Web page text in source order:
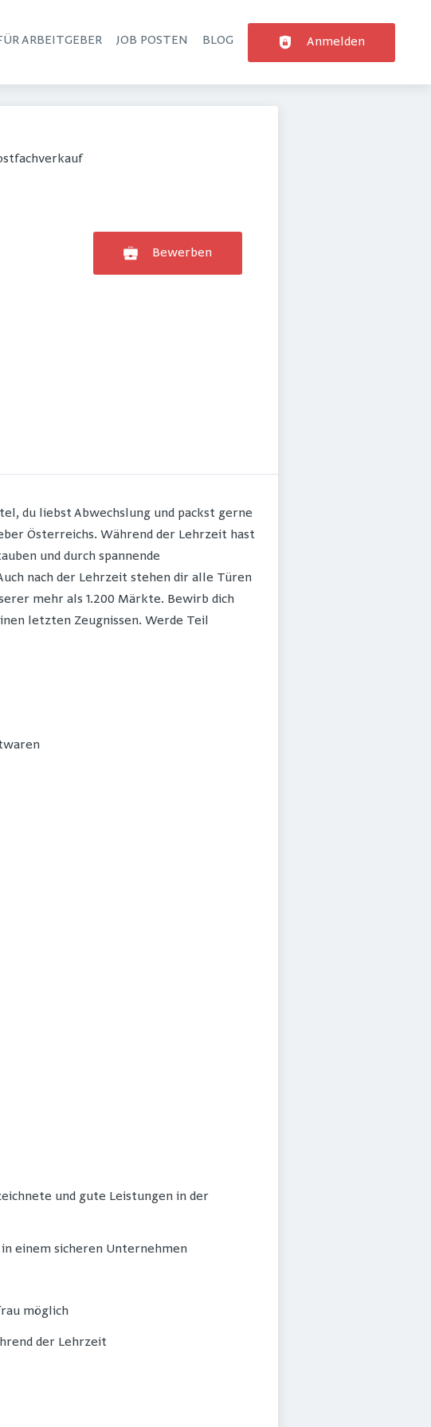
ARBEITGEBER JOB POSTEN BLOG Anmelden
Bewerben
du liebst Abwechslung und packst gerne
Österreichs. Während der Lehrzeit hast
und durch spannende
nach der Lehrzeit stehen dir alle Türen
mehr als 1.200 Märkte. Bewirb dich
letzten Zeugnissen. Werde Teil
und gute Leistungen in der
einem sicheren Unternehmen
möglich
der Lehrzeit